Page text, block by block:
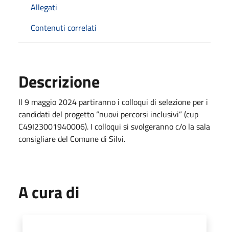
Allegati
Contenuti correlati
Descrizione
Il 9 maggio 2024 partiranno i colloqui di selezione per i
candidati del progetto “nuovi percorsi inclusivi” (cup
C49I23001940006). I colloqui si svolgeranno c/o la sala
consigliare del Comune di Silvi.
A cura di